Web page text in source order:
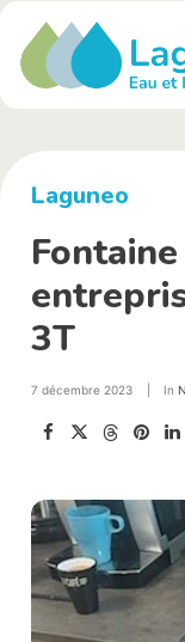
Laguneo
3T
7 décembre 2023 In